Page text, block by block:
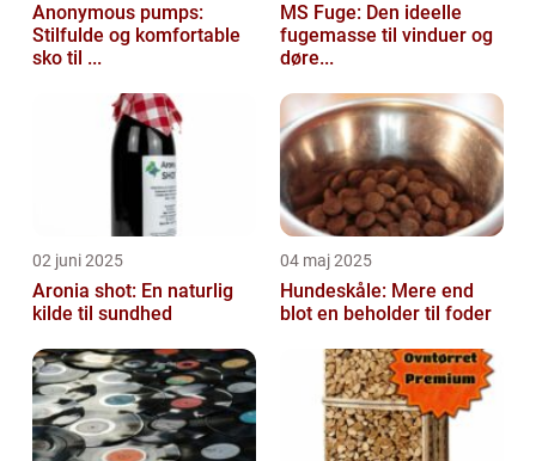
Anonymous pumps:
Stilfulde og komfortable
sko til ...
MS Fuge: Den ideelle
fugemasse til vinduer og
døre...
02 juni 2025
Aronia shot: En naturlig
kilde til sundhed
04 maj 2025
Hundeskåle: Mere end
blot en beholder til foder